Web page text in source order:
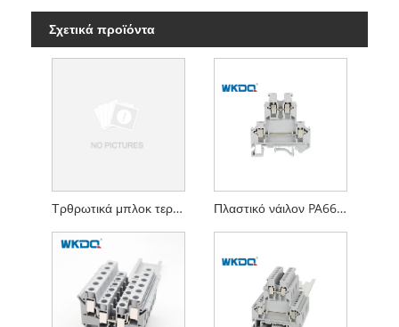
Σχετικά προϊόντα
Τρθρωτικά μπλοκ τερματικών ασφαλειών βιδών Επαφή 1000V / 232A Πλαστικό νάιλον PA66 V0 ηλεκτρική εγκατάσταση τροφοδοσίας μέσω βιδωτού κλωβού